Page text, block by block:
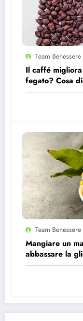
Team Benessere
Il caffé
fegato? Cosa
Team Benessere
Mangiare un
abbassare la
ribalta i